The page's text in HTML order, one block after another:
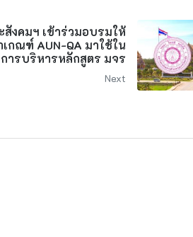
งคมฯ เข้าร่วมอบรมให้
กณฑ์ AUN-QA มาใช้ใน
การบริหารหลักสูตร มจร
Next